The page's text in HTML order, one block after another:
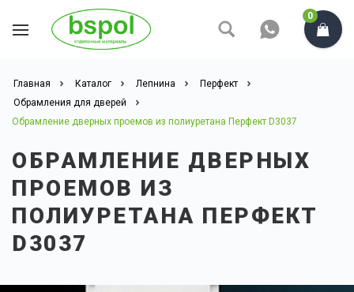
0
Главная Каталог Лепнина
Перфект
Обрамления для дверей
Обрамлениe дверных проeмов из полиуретана Перфект D3037
ОБРАМЛЕНИE ДВЕРНЫХ
ПРОEМОВ ИЗ
ПОЛИУРЕТАНА ПЕРФЕКТ
D3037